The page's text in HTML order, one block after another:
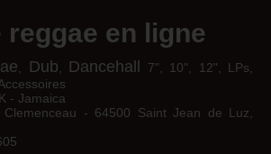
reggae en ligne
Dub Dancehall
7", 10", 12", LPs,
- Jamaica
- 64500 Saint Jean de Luz,